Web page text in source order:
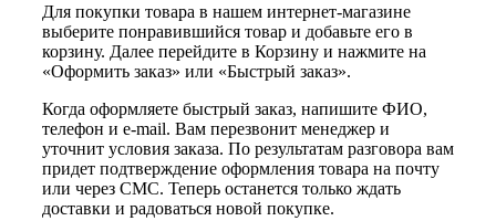
Для покупки товара в нашем интернет-магазине
выберите понравившийся товар и добавьте его в
корзину. Далее перейдите в Корзину и нажмите на
«Оформить заказ» или «Быстрый заказ».
Когда оформляете быстрый заказ, напишите ФИО,
телефон и e-mail. Вам перезвонит менеджер и
уточнит условия заказа. По результатам разговора вам
придет подтверждение оформления товара на почту
или через СМС. Теперь останется только ждать
доставки и радоваться новой покупке.